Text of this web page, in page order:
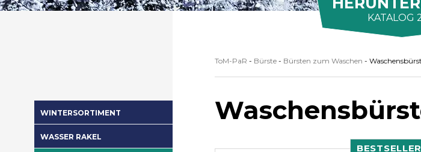
KATALOG
WINTERSORTIMENT
WASSER RAKEL
ToM-PaR - Bürste - Bürsten zum Waschen -
BESTSELLER